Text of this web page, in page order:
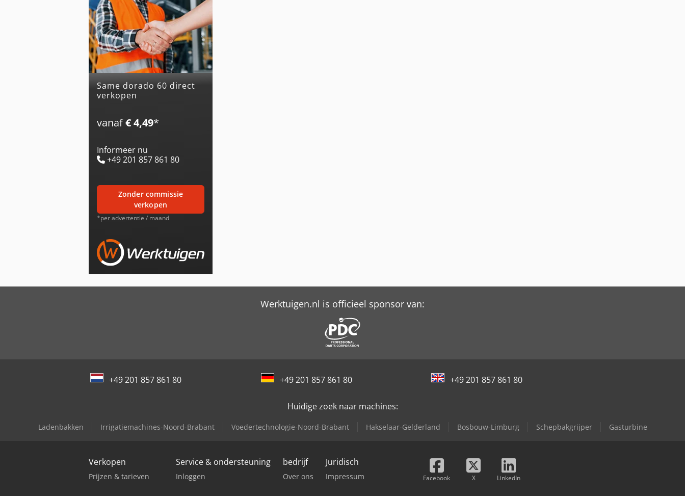
same dorado 60 direct
verkopen
vanaf€ 4,49*
Informeer nu
+49 201 857 861 80
zonder commissie
verkopen
*per advertentie / maand
Werktuigen.nl is officieel sponsor van:
+49 201 857 861 80 +49 201 857 861 80 +49 201 857 861 80
Huidige zoek naar machines:
Ladenbakken Irrigatiemachines-Noord-Brabant Voedertechnologie-Noord-Brabant Hakselaar-Gelderland Bosbouw-Limburg Schepbakgrijper Gasturbine
Verkopen
Prijzen & tarieven
Service & ondersteuning
Inloggen
bedrijf
Over ons
Juridisch
Impressum Facebook X LinkedIn